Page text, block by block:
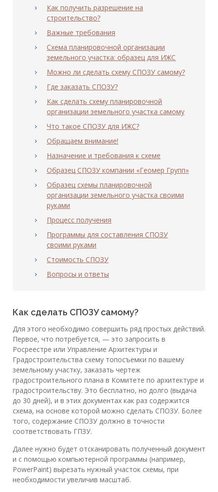
Как получить разрешение на
строительство?
Важные требования
Схема планировочной организации
земельного участка: образец для ИЖС
Можно ли сделать схему СПОЗУ самому?
Где заказать СПОЗУ?
Как сделать схему планировочной
организации земельного участка самому
Что такое СПОЗУ для ИЖС?
Обращаем внимание!
Назначение и требования к схеме
Образец СПОЗУ компании «Геомер Групп»
Образец схемы планировочной
организации земельного участка своими
руками
Процесс получения
Программы для составления СПОЗУ
своими руками
Стоимость СПОЗУ
Вопросы и ответы
Как сделать СПОЗУ самому?
Для этого необходимо совершить ряд простых действий.
Первое, что потребуется, — это запросить в
Росреестре или Управление Архитектуры и
Градостроительства схему топосъемки по вашему
земельному участку, заказать чертеж
градостроительного плана в Комитете по архитектуре и
градостроительству. Это бесплатно, но долго (выдача
до 30 дней), и в этих документах как раз содержится
схема, на основе которой можно сделать СПОЗУ. Более
того, содержание СПОЗУ должно в точности
соответствовать ГПЗУ.
Далее нужно будет отсканировать полученный документ
и с помощью компьютерной программы (например,
PowerPaint) вырезать нужный участок схемы, при
необходимости увеличив масштаб.